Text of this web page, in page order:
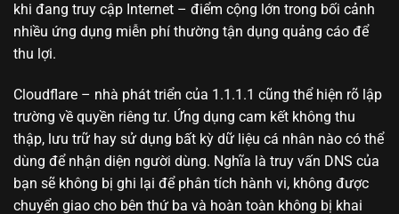
khi đang truy cập Internet – điểm cộng lớn trong bối cảnh
nhiều ứng dụng miễn phí thường tận dụng quảng cáo để
thu lợi.
Cloudflare – nhà phát triển của 1.1.1.1 cũng thể hiện rõ lập
trường về quyền riêng tư. Ứng dụng cam kết không thu
thập, lưu trữ hay sử dụng bất kỳ dữ liệu cá nhân nào có thể
dùng để nhận diện người dùng. Nghĩa là truy vấn DNS của
bạn sẽ không bị ghi lại để phân tích hành vi, không được
chuyển giao cho bên thứ ba và hoàn toàn không bị khai